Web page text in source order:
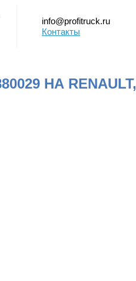
info@profitruck.ru
Контакты
НА RENAULT,